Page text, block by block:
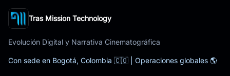
Tras Mission Technology
Evolución Digital y Narrativa Cinematográfica
Con sede en Bogotá, Colombia 🇨🇴 | Operaciones globales 🌎